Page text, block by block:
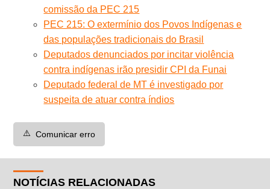
comissão da PEC 215
PEC 215: O extermínio dos Povos Indígenas e
das populações tradicionais do Brasil
Deputados denunciados por incitar violência
contra indígenas irão presidir CPI da Funai
Deputado federal de MT é investigado por
suspeita de atuar contra índios
⚠️ Comunicar erro
NOTÍCIAS RELACIONADAS